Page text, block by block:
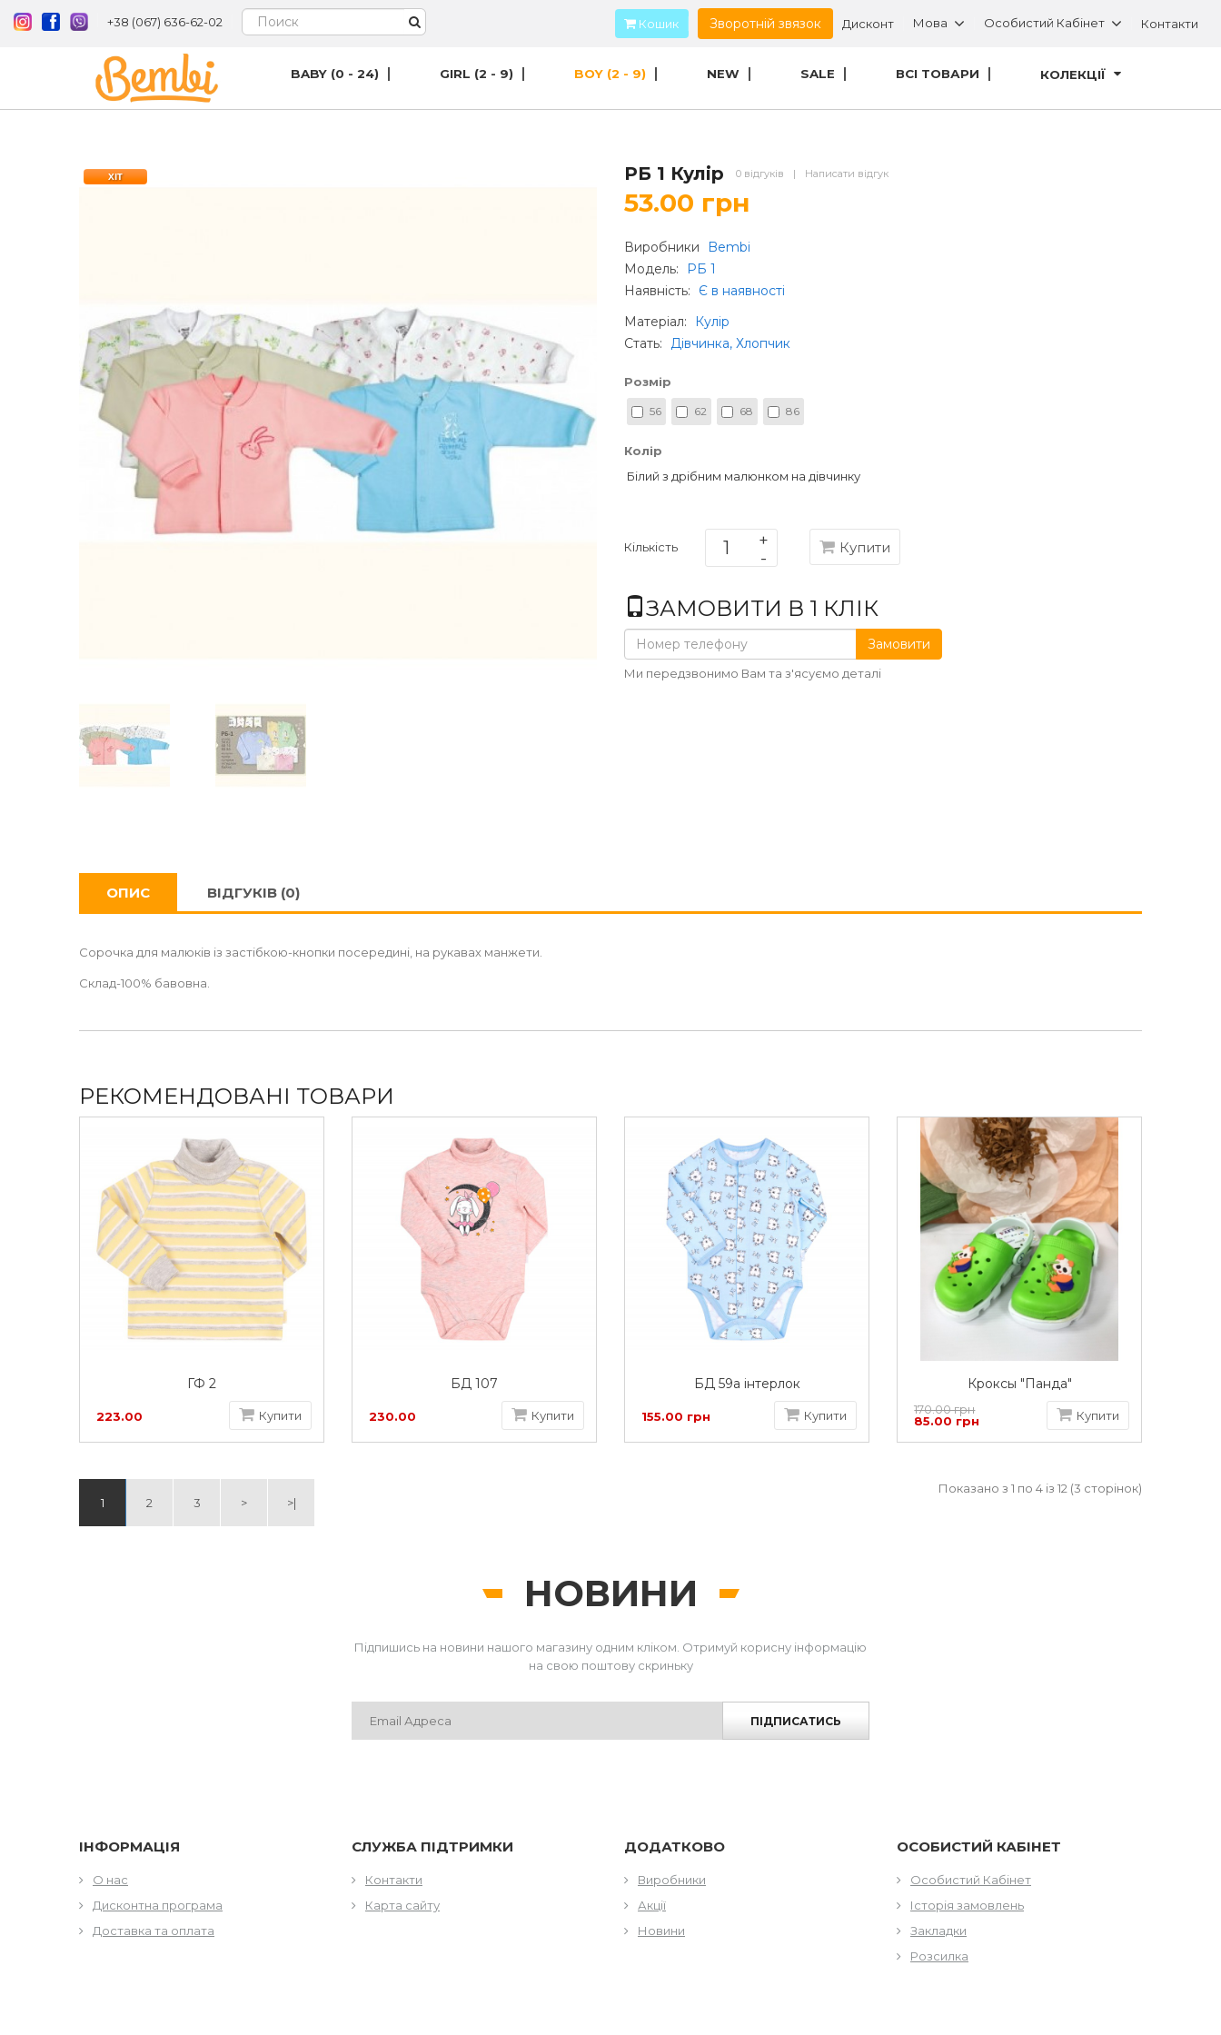
+38 (067) 636-62-02 Кошик Зворотній звязок Дисконт Мова Особистий Кабінет Контакти
BABY (0 - 24) GIRL (2 - 9) BOY (2 - 9) NEW SALE ВСІ ТОВАРИ КОЛЕКЦІЇ
ХІТ РБ 1 Кулір 0 відгуків | Написати відгук
53.00 грн
Виробники
Bembi
Модель:
РБ 1
Наявність:
Є в наявності
Матеріал:
Кулір
Стать: Дівчинка, Хлопчик
Розмір
56 62 68 86
Колір
Білий з дрібним малюнком на дівчинку
Кількість Купити
ЗАМОВИТИ В 1 КЛІК
Замовити
Ми передзвонимо Вам та з'ясуємо деталі
ОПИС ВІДГУКІВ (0)
Сорочка для малюків із застібкою-кнопки посередині, на рукавах манжети.
Склад-100% бавовна.
РЕКОМЕНДОВАНІ ТОВАРИ
ГФ 2
223.00 Купити
БД 107
230.00 Купити
БД 59а інтерлок
155.00 грн Купити
Кроксы "Панда"
170.00 грн
85.00 грн
Купити
1 2 3 > >|
Показано з 1 по 4 із 12 (3 сторінок)
НОВИНИ
Підпишись на новини нашого магазину одним кліком. Отримуй корисну інформацію
на свою поштову скриньку
ПІДПИСАТИСЬ
ІНФОРМАЦІЯ
О нас
Дисконтна програма
Доставка та оплата
СЛУЖБА ПІДТРИМКИ
Контакти
Карта сайту
ДОДАТКОВО
Виробники
Акції
Новини
ОСОБИСТИЙ КАБІНЕТ
Особистий Кабінет
Історія замовлень
Закладки
Розсилка